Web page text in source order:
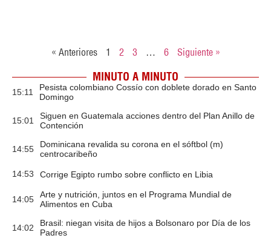
« Anteriores 1 2 3 … 6 Siguiente »
MINUTO A MINUTO
15:11
Pesista colombiano Cossío con doblete dorado en Santo
Domingo
15:01
Siguen en Guatemala acciones dentro del Plan Anillo de
Contención
14:55
Dominicana revalida su corona en el sóftbol (m)
centrocaribeño
14:53 Corrige Egipto rumbo sobre conflicto en Libia
14:05
Arte y nutrición, juntos en el Programa Mundial de
Alimentos en Cuba
14:02
Brasil: niegan visita de hijos a Bolsonaro por Día de los
Padres